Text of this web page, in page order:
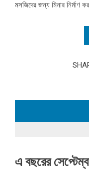
মসজিদের জন্য মিনার নির্মাণ
এ বছরের